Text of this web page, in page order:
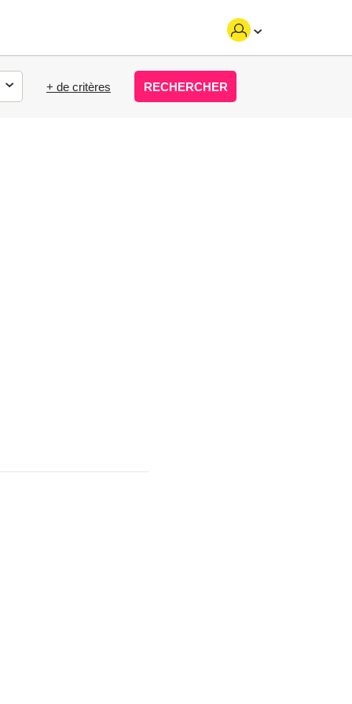
+ de critères RECHERCHER